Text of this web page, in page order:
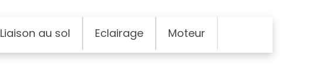
Liaison au sol Eclairage Moteur